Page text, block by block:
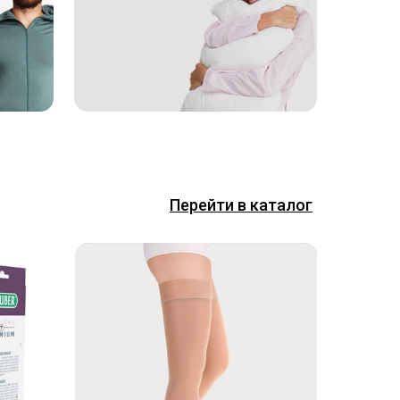
Перейти в каталог